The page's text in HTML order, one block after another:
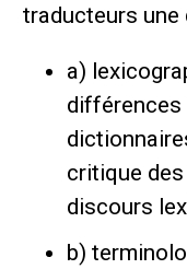
traducteurs une
a)
différences
critique
discours
b)